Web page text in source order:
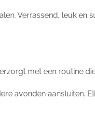
Verrassend, leuk en
met een routine
avonden aansluiten.